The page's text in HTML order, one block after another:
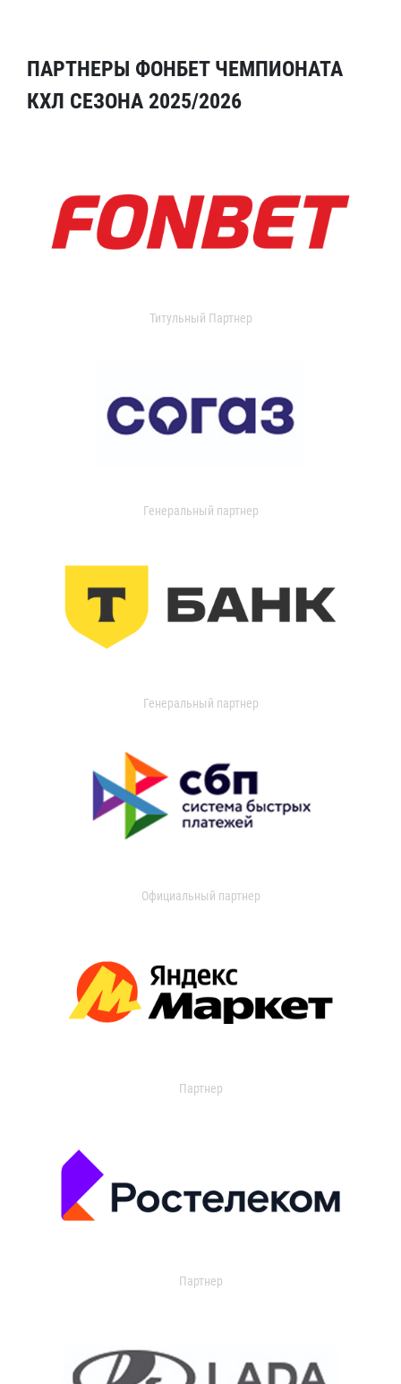
ПАРТНЕРЫ ФОНБЕТ ЧЕМПИОНАТА
КХЛ СЕЗОНА 2025/2026
Титульный Партнер
Генеральный партнер
Генеральный партнер
Официальный партнер
Партнер
Партнер